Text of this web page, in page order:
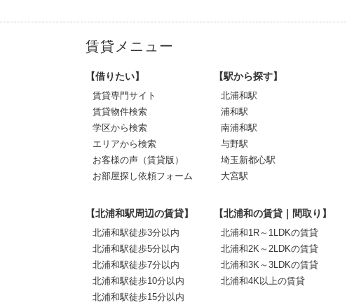
賃貸メニュー
【借りたい】
賃貸専門サイト
賃貸物件検索
学区から検索
エリアから検索
お客様の声（賃貸版）
お部屋探し依頼フォーム
【駅から探す】
北浦和駅
浦和駅
南浦和駅
与野駅
埼玉新都心駅
大宮駅
【北浦和駅周辺の賃貸】
北浦和駅徒歩3分以内
北浦和駅徒歩5分以内
北浦和駅徒歩7分以内
北浦和駅徒歩10分以内
北浦和駅徒歩15分以内
【北浦和の賃貸｜間取り】
北浦和1R～1LDKの賃貸
北浦和2K～2LDKの賃貸
北浦和3K～3LDKの賃貸
北浦和4K以上の賃貸